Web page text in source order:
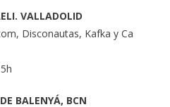
VALLADOLID
Disconautas, Kafka y Ca
BALENYÁ, BCN